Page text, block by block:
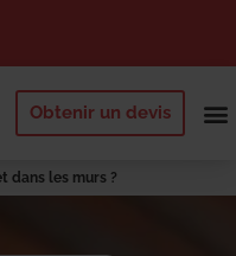
Obtenir un devis
dans les murs ?